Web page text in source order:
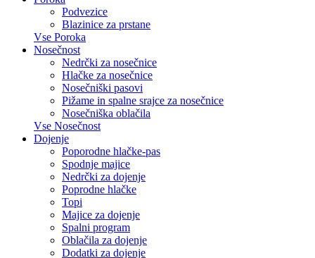
Podvezice
Blazinice za prstane
Vse Poroka
Nosečnost
Nedrčki za nosečnice
Hlačke za nosečnice
Nosečniški pasovi
Pižame in spalne srajce za nosečnice
Nosečniška oblačila
Vse Nosečnost
Dojenje
Poporodne hlačke-pas
Spodnje majice
Nedrčki za dojenje
Poprodne hlačke
Topi
Majice za dojenje
Spalni program
Oblačila za dojenje
Dodatki za dojenje